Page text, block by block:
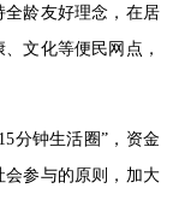
龄友好理念，在居
文化等便民网点，
分钟生活圈”，资金
参与的原则，加大